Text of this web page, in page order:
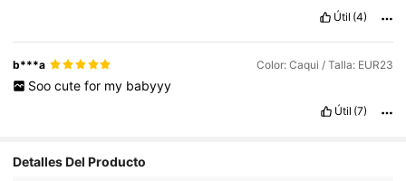
Útil (4)
b***a Color: Caqui / Talla: EUR23
Soo cute for my babyyy
Útil (7)
Detalles Del Producto